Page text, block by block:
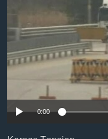
ອິດສະຫຼະພາບດ້ານການຂ່
ຊີວິດຊາວລາວ
ຊຸມຊົນຊາວລາວ
ວິທະຍາສາດ-ເທັກໂນໂລຈີ
ທຸລະກິດ
ພາສາອັງກິດ
No media
0:00